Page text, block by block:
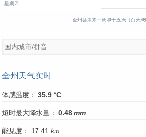
星期四
全州县未来一周和十五天（白天/
全州天气实时
体感温度： 35.9 °C
短时最大降水量： 0.48 mm
能见度： 17.41 km